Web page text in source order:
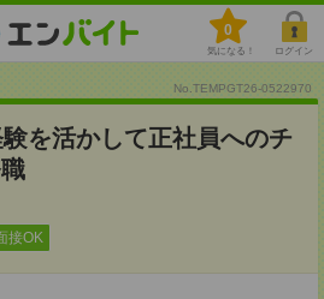
0
気になる！ ログイン
No.TEMPGT26-0522970
を活かして正社員へのチ
接OK